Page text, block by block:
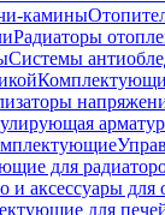
камины
Радиаторы
Системы
для
и аксессуары для
для